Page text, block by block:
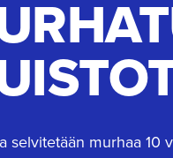
selvitetään murhaa 10